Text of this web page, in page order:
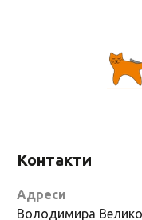
Контакти
Адреси
Володимира